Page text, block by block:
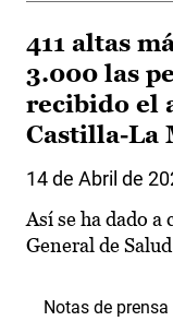
411 altas
3.000 las
recibido el
Castilla-La
14 de Abril de
Así se ha dado a
General de
Notas de prensa